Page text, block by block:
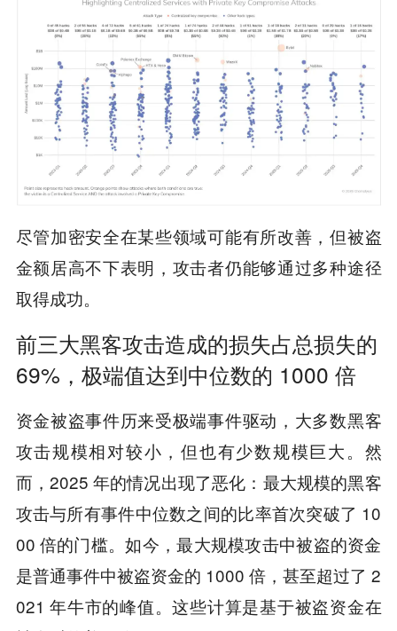
尽管加密安全在某些领域可能有所改善，但被盗
金额居高不下表明，攻击者仍能够通过多种途径
取得成功。
前三大黑客攻击造成的损失占总损失的
69%，极端值达到中位数的 1000 倍
资金被盗事件历来受极端事件驱动，大多数黑客
攻击规模相对较小，但也有少数规模巨大。然
而，2025 年的情况出现了恶化：最大规模的黑客
攻击与所有事件中位数之间的比率首次突破了 10
00 倍的门槛。如今，最大规模攻击中被盗的资金
是普通事件中被盗资金的 1000 倍，甚至超过了 2
021 年牛市的峰值。这些计算是基于被盗资金在